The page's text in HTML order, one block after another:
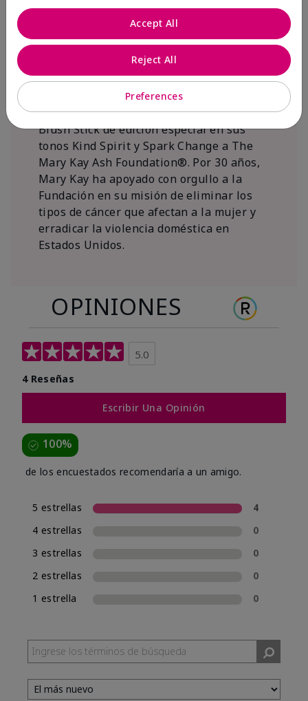
Juntas hacemos la diferencia.
Únete al programa global El rosa cambia
vidas® de Mary Kay y ayuda a cambiar la
vida de mujeres y sus familias en todo el
mundo. En Estados Unidos, del 26 de abril
al 15 de noviembre de 2026, Mary Kay Inc.
donará $1 de cada venta del Mary Kay®
Blush Stick de edición especial en sus
tonos Kind Spirit y Spark Change a The
Mary Kay Ash Foundation®. Por 30 años,
Mary Kay ha apoyado con orgullo a la
Fundación en su misión de eliminar los
tipos de cáncer que afectan a la mujer y
erradicar la violencia doméstica en
Estados Unidos.
OPINIONES
5.0
4 Reseñas
Escribir Una Opinión
100%
de los encuestados recomendaría a un amigo.
5 estrellas
4
4 estrellas
0
3 estrellas
0
2 estrellas
0
1 estrella
0
Preferences
Reject All
Accept All